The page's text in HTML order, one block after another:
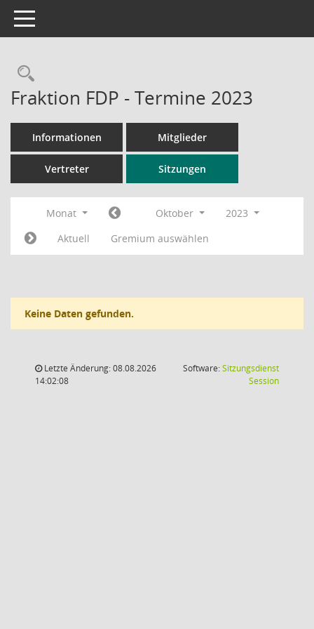
Toggle navigation
Rechercheauswahl
Fraktion FDP - Termine 2023
Informationen Mitglieder
Vertreter Sitzungen
Monat Oktober
2023
Aktuell
Gremium auswählen
Keine Daten gefunden.
Letzte Änderung: 08.08.2026
14:02:08
Software:Sitzungsdienst
Session(Wird in